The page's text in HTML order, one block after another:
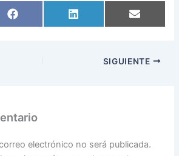
Compartir
en
Compartir
en
Compartir
en
SIGUIENTE
electrónico no será publicada.